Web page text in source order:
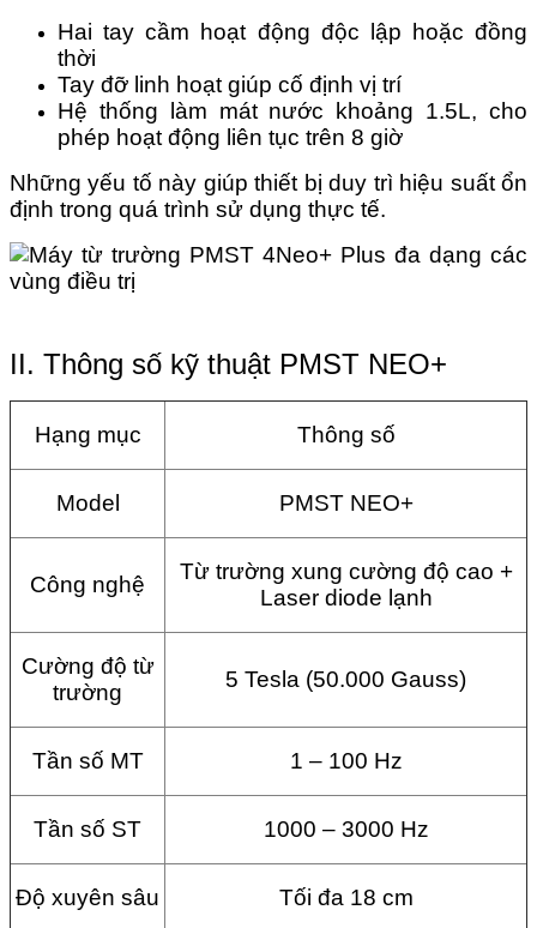
Hai tay cầm hoạt động độc lập hoặc đồng
thời
Tay đỡ linh hoạt giúp cố định vị trí
Hệ thống làm mát nước khoảng 1.5L, cho
phép hoạt động liên tục trên 8 giờ
Những yếu tố này giúp thiết bị duy trì hiệu suất ổn
định trong quá trình sử dụng thực tế.
II. Thông số kỹ thuật PMST NEO+
Hạng mục Thông số
Model PMST NEO+
Công nghệ
Từ trường xung cường độ cao +
Laser diode lạnh
Cường độ từ
trường
5 Tesla (50.000 Gauss)
Tần số MT 1 – 100 Hz
Tần số ST 1000 – 3000 Hz
Độ xuyên sâu Tối đa 18 cm